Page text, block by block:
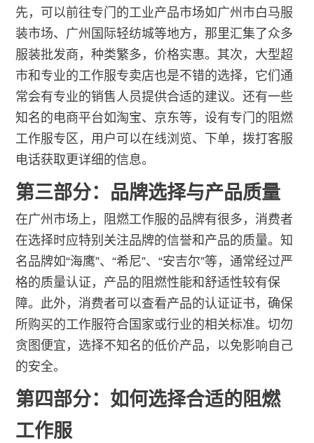
先，可以前往专门的工业产品市场如广州市白马服
装市场、广州国际轻纺城等地方，那里汇集了众多
服装批发商，种类繁多，价格实惠。其次，大型超
市和专业的工作服专卖店也是不错的选择，它们通
常会有专业的销售人员提供合适的建议。还有一些
知名的电商平台如淘宝、京东等，设有专门的阻燃
工作服专区，用户可以在线浏览、下单，拨打客服
电话获取更详细的信息。
第三部分：品牌选择与产品质量
在广州市场上，阻燃工作服的品牌有很多，消费者
在选择时应特别关注品牌的信誉和产品的质量。知
名品牌如“海鹰”、“希尼”、“安吉尔”等，通常经过严
格的质量认证，产品的阻燃性能和舒适性较有保
障。此外，消费者可以查看产品的认证证书，确保
所购买的工作服符合国家或行业的相关标准。切勿
贪图便宜，选择不知名的低价产品，以免影响自己
的安全。
第四部分：如何选择合适的阻燃
工作服